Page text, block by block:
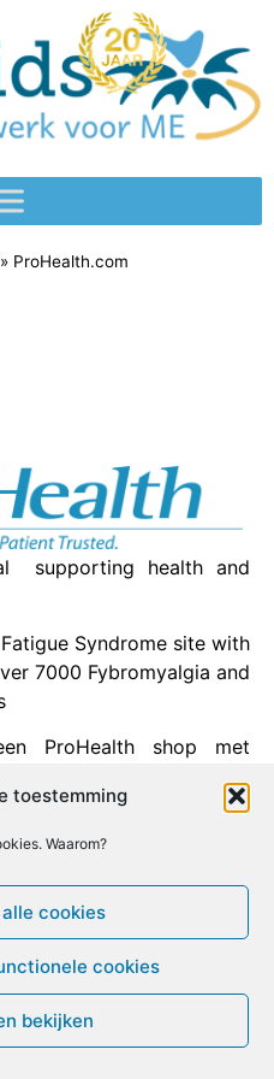
toestemming
Waarom?
cookies
cookies
bekijken
» ProHealth.com
supporting health and
Syndrome site with
7000 Fybromyalgia and
ProHealth shop met
]
Migratie/Update website